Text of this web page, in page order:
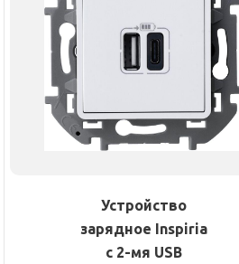
Устройство
зарядное Inspiria
с 2-мя USB